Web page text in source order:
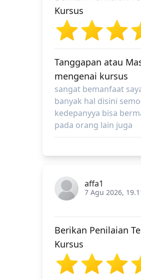
Kursus
Tanggapan atau
mengenai kursus
sangat bemanfaat
banyak hal disini
kedepanyya bisa
pada orang lain juga
affa1
7 Agu 2026,
Berikan Penilaian
Kursus